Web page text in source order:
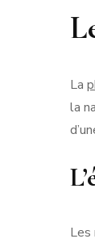
La
la
Les